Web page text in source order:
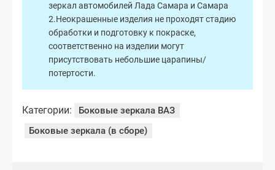
зеркал автомобилей Лада Самара и Самара
2.Неокрашенные изделия не проходят стадию
обработки и подготовку к покраске,
соответственно на изделии могут
присутствовать небольшие царапины/
потертости.
Категории:
Боковые зеркала ВАЗ
Боковые зеркала (в сборе)